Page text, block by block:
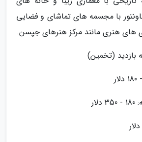
با مجسمه های تماشای و فضایی
های هنری مانند مرکز هنرهای جپسن.
بازدید (تخمین)